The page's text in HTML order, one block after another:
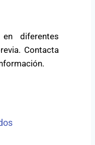
diferentes
Contacta